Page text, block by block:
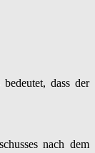
dass der
nach dem